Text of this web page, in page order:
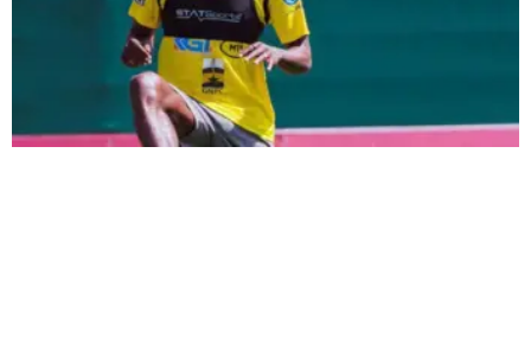
Salud
Es viral
Clasificados